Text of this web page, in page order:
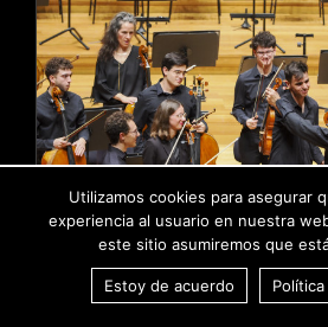
Utilizamos cookies para asegurar
experiencia al usuario en nuestra
este sitio asumiremos que
Estoy de acuerdo